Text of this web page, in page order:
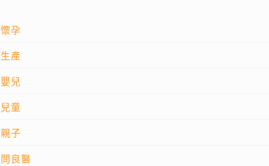
懷孕
生產
嬰兒
兒童
親子
問良醫